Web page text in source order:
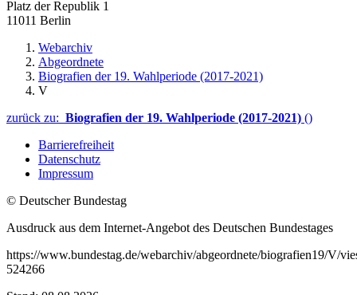
Platz der Republik 1
11011 Berlin
Webarchiv
Abgeordnete
Biografien der 19. Wahlperiode (2017-2021)
V
zurück zu: Biografien der 19. Wahlperiode (2017-2021) ()
Barrierefreiheit
Datenschutz
Impressum
© Deutscher Bundestag
Ausdruck aus dem Internet-Angebot des Deutschen Bundestages
https://www.bundestag.de/webarchiv/abgeordnete/biografien19/V/
524266